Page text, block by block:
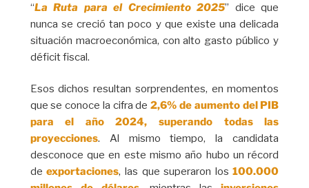
“La Ruta para el Crecimiento 2025” dice que
nunca se creció tan poco y que existe una delicada
situación macroeconómica, con alto gasto público y
déficit fiscal.
Esos dichos resultan sorprendentes, en momentos
que se conoce la cifra de2,6% de aumento del PIB
para el año 2024, superando todas las
proyecciones. Al mismo tiempo, la candidata
desconoce que en este mismo año hubo un récord
deexportaciones, las que superaron los100.000